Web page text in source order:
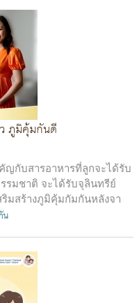
ภูมิคุ้มกันดี
กับสารอาหารที่ลูกจะได้รับ
รมชาติ จะได้รับจุลินทรีย์
มสร้างภูมิคุ้มกัมกันหลังจา
น